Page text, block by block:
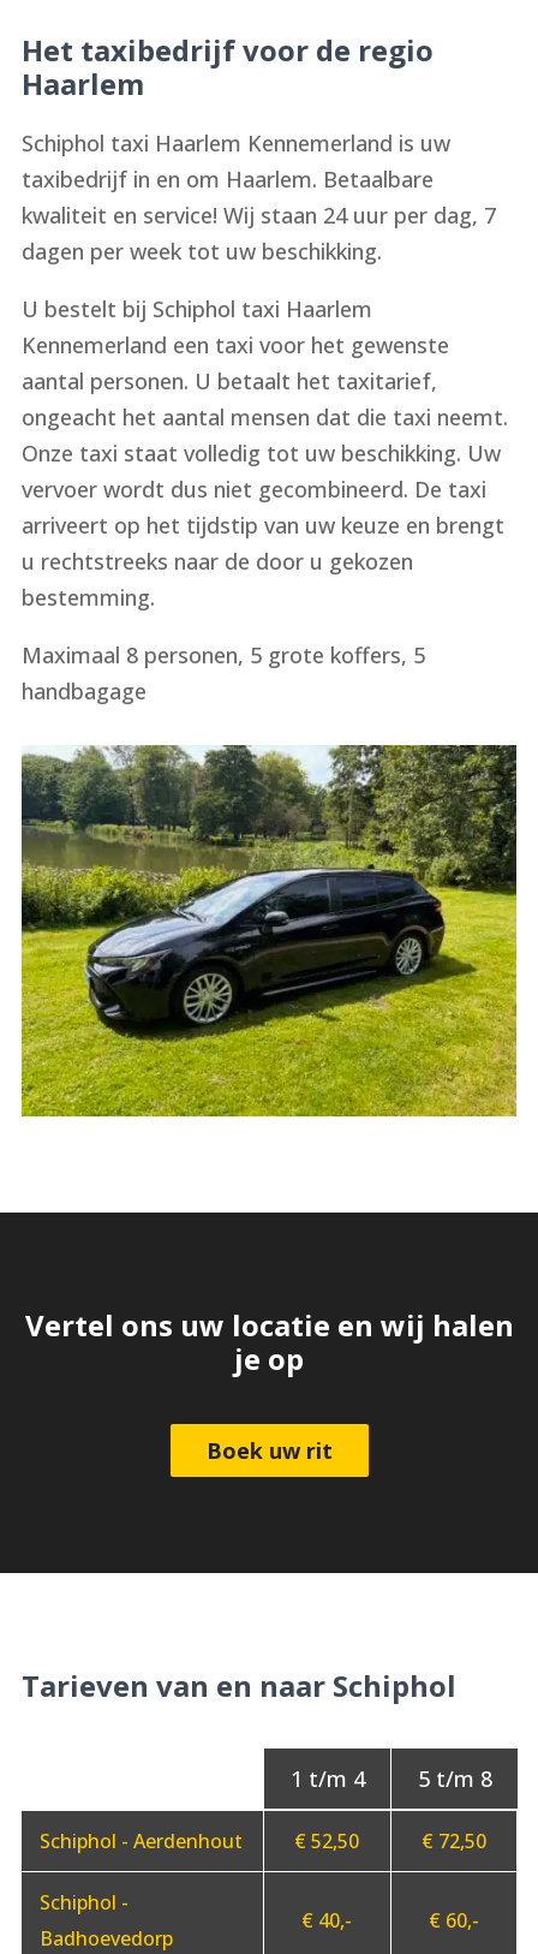
Het taxibedrijf voor de regio
Haarlem
Schiphol taxi Haarlem Kennemerland is uw
taxibedrijf in en om Haarlem. Betaalbare
kwaliteit en service! Wij staan ​​24 uur per dag, 7
dagen per week tot uw beschikking.
U bestelt bij Schiphol taxi Haarlem
Kennemerland een ​​taxi voor het gewenste
aantal personen. U betaalt het taxitarief,
ongeacht het aantal mensen dat die taxi neemt.
Onze taxi staat volledig tot uw beschikking. Uw
vervoer wordt dus niet gecombineerd. De taxi
arriveert op het tijdstip van uw keuze en brengt
u rechtstreeks naar de door u gekozen
bestemming.
Maximaal 8 personen, 5 grote koffers, 5
handbagage
Vertel ons uw locatie en wij halen
je op
Boek uw rit
Tarieven van en naar Schiphol
Schiphol - Aerdenhout € 52,50 € 72,50
Schiphol -
Badhoevedorp
€ 40,- € 60,-